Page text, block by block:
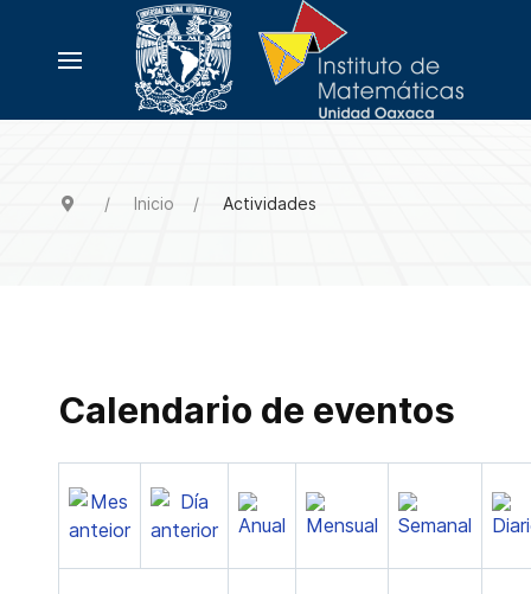
Inicio Actividades
Calendario de eventos